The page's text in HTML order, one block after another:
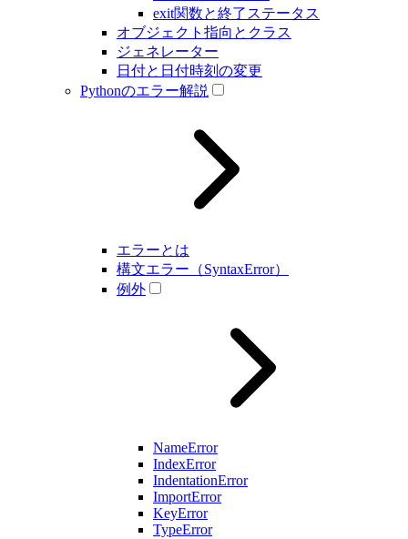
exit関数と終了ステータス
オブジェクト指向とクラス
ジェネレーター
日付と日付時刻の変更
Pythonのエラー解説
エラーとは
構文エラー（SyntaxError）
例外
NameError
IndexError
IndentationError
ImportError
KeyError
TypeError